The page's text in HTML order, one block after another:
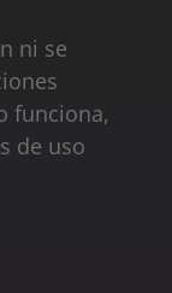
ni se
funciona,
de uso